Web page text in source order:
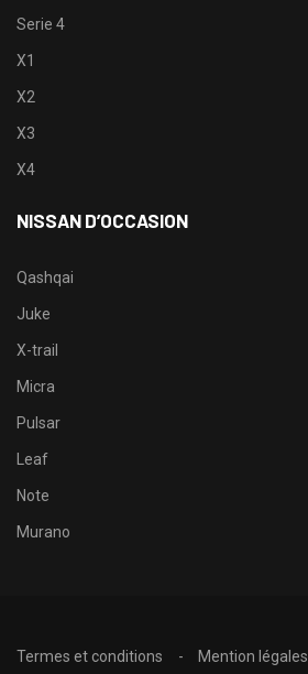
Serie 4
X1
X2
X3
X4
NISSAN D’OCCASION
Qashqai
Juke
X-trail
Micra
Pulsar
Leaf
Note
Murano
Termes et conditions
Mention légales